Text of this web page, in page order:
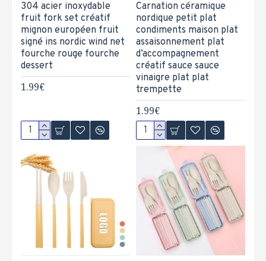
304 acier inoxydable
fruit fork set créatif
mignon européen fruit
signé ins nordic wind net
fourche rouge fourche
dessert
1.99€
Carnation céramique
nordique petit plat
condiments maison plat
assaisonnement plat
d’accompagnement
créatif sauce sauce
vinaigre plat plat
trempette
1.99€